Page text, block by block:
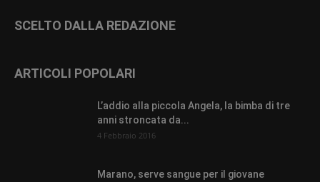
SCELTO DALLA REDAZIONE
ARTICOLI POPOLARI
L’addio alla piccola Angela, la bimba di tre
anni stroncata da...
4 Febbraio 2016
Marano, serve sangue per il giovane